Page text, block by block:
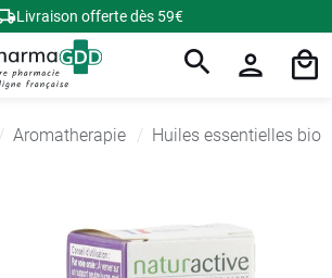
Livraison offerte dès 59€
Aromatherapie Huiles essentielles bio